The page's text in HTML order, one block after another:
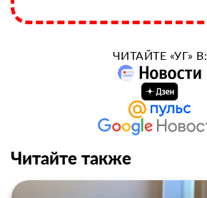
ЧИТАЙТЕ «УГ» В:
Читайте также